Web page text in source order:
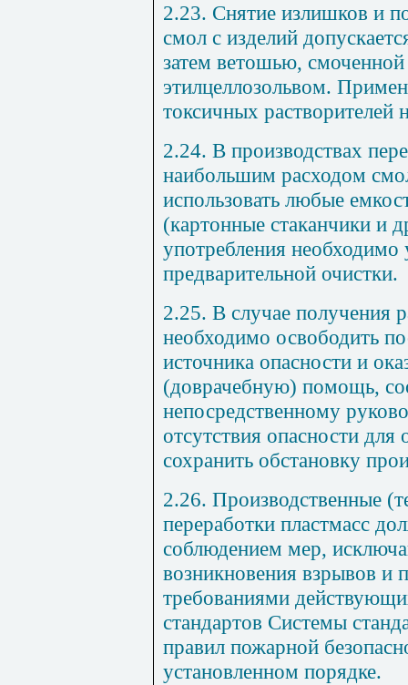
2.23. Снятие излишков и
смол с изделий
затем ветошью,
этилцеллозольвом.
токсичных растворителей
2.24. В производствах
наибольшим расходом
использовать любые
(картонные стаканчики и
употребления необходимо
предварительной очистки.
2.25. В случае получения
необходимо освободить
источника опасности и
(доврачебную) помощь,
непосредственному
отсутствия опасности
сохранить обстановку
2.26. Производственные
переработки пластмасс
соблюдением мер,
возникновения взрывов и
требованиями
стандартов Системы
правил пожарной
установленном порядке.